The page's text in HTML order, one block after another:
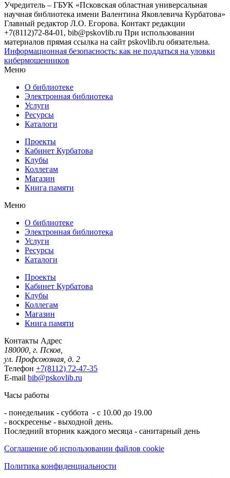
Учредитель – ГБУК «Псковская областная универсальная
научная библиотека имени Валентина Яковлевича Курбатова»
Главный редактор Л.О. Егорова. Контакт редакции
+7(8112)72-84-01, bib@pskovlib.ru При использовании
материалов прямая ссылка на сайт pskovlib.ru обязательна.
Информационная безопасность: как не поддаться на уловки
кибермошенников
Меню
О библиотеке
Электронная библиотека
Услуги
Ресурсы
Каталоги
Проекты
Кабинет Курбатова
Клубы
Коллегам
Магазин
Книга памяти
Меню
О библиотеке
Электронная библиотека
Услуги
Ресурсы
Каталоги
Проекты
Кабинет Курбатова
Клубы
Коллегам
Магазин
Книга памяти
Контакты Адрес
180000, г. Псков,
ул. Профсоюзная, д. 2
Телефон +7(8112) 72-47-35
E-mail bib@pskovlib.ru
Часы работы
- понедельник - суббота - с 10.00 до 19.00
- воскресенье - выходной день.
Последний вторник каждого месяца - санитарный день
Соглашение об использовании файлов cookie
Политика конфиденциальности